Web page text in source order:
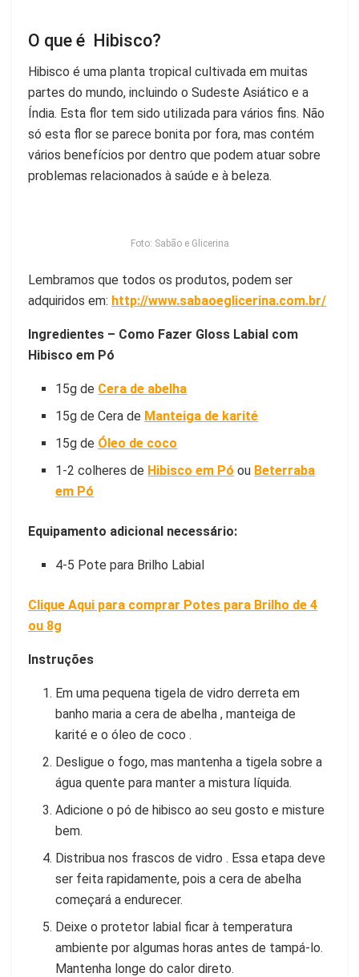
O que é Hibisco?
Hibisco é uma planta tropical cultivada em muitas
partes do mundo, incluindo o Sudeste Asiático e a
Índia. Esta flor tem sido utilizada para vários fins. Não
só esta flor se parece bonita por fora, mas contém
vários benefícios por dentro que podem atuar sobre
problemas relacionados à saúde e à beleza.
Foto: Sabão e Glicerina
Lembramos que todos os produtos, podem ser
adquiridos em: http://www.sabaoeglicerina.com.br/
Ingredientes – Como Fazer Gloss Labial com
Hibisco em Pó
15g de Cera de abelha
15g de Cera de Manteiga de karité
15g de Óleo de coco
1-2 colheres de Hibisco em Pó ou Beterraba
em Pó
Equipamento adicional necessário:
4-5 Pote para Brilho Labial
Clique Aqui para comprar Potes para Brilho de 4
ou 8g
Instruções
Em uma pequena tigela de vidro derreta em
banho maria a cera de abelha , manteiga de
karité e o óleo de coco .
Desligue o fogo, mas mantenha a tigela sobre a
água quente para manter a mistura líquida.
Adicione o pó de hibisco ao seu gosto e misture
bem.
Distribua nos frascos de vidro . Essa etapa deve
ser feita rapidamente, pois a cera de abelha
começará a endurecer.
Deixe o protetor labial ficar à temperatura
ambiente por algumas horas antes de tampá-lo.
Mantenha longe do calor direto.